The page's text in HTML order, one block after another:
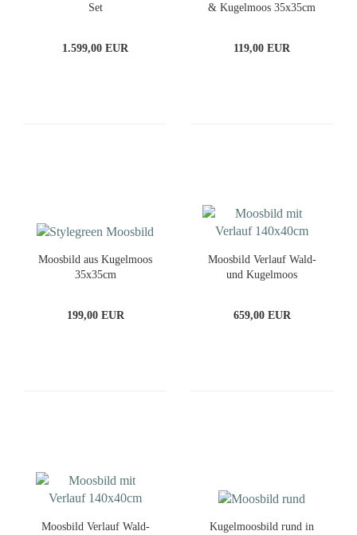
Set
1.599,00 EUR
& Kugelmoos 35x35cm
119,00 EUR
Moosbild aus Kugelmoos
35x35cm
199,00 EUR
Moosbild Verlauf Wald-
und Kugelmoos
659,00 EUR
Moosbild Verlauf Wald-
Kugelmoosbild rund in